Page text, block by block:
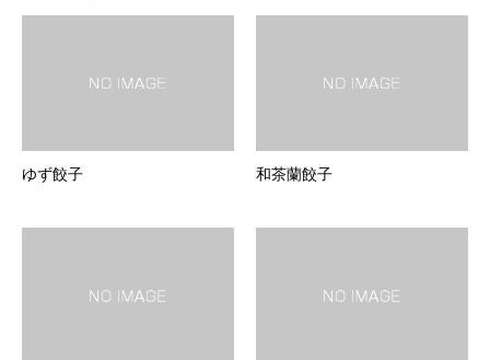
ゆず餃子 和茶蘭餃子